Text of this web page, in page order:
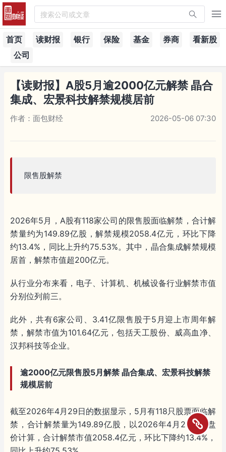
搜索公司或文章
首页 读财报 银行 保险 基金 券商
看新股
公司
【读财报】A股5月逾2000亿元解禁 晶合
集成、宏景科技解禁规模居前
作者：面包财经 2026-05-06 07:30
限售股解禁
2026年5月，A股有118家公司的限售股面临解禁，合计解
禁量约为149.89亿股，解禁规模2058.4亿元，环比下降
约13.4%，同比上升约75.53%。其中，晶合集成解禁规模
居首，解禁市值超200亿元。
从行业分布来看，电子、计算机、机械设备行业解禁市值
分别位列前三。
此外，共有6家公司、3.41亿限售股于5月迎上市周年解
禁，解禁市值为101.64亿元，包括天工股份、威高血净、
汉邦科技等企业。
逾2000亿元限售股5月解禁 晶合集成、宏景科技解禁
规模居前
截至2026年4月29日的数据显示，5月有118只股票面临解
禁，合计解禁量为149.89亿股，以2026年4月29日收盘
价计算，合计解禁市值2058.4亿元，环比下降约13.4%，